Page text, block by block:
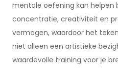
mentale oefening kan helpen
concentratie, creativiteit en
vermogen, waardoor het
niet alleen een artistieke
waardevolle training voor je